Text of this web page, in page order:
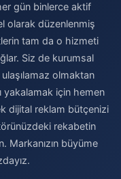
gün binlerce aktif
olarak düzenlenmiş
tam da o hizmeti
Siz de kurumsal
olmaktan
yakalamak için hemen
dijital reklam bütçenizi
rekabetin
Markanızın büyüme